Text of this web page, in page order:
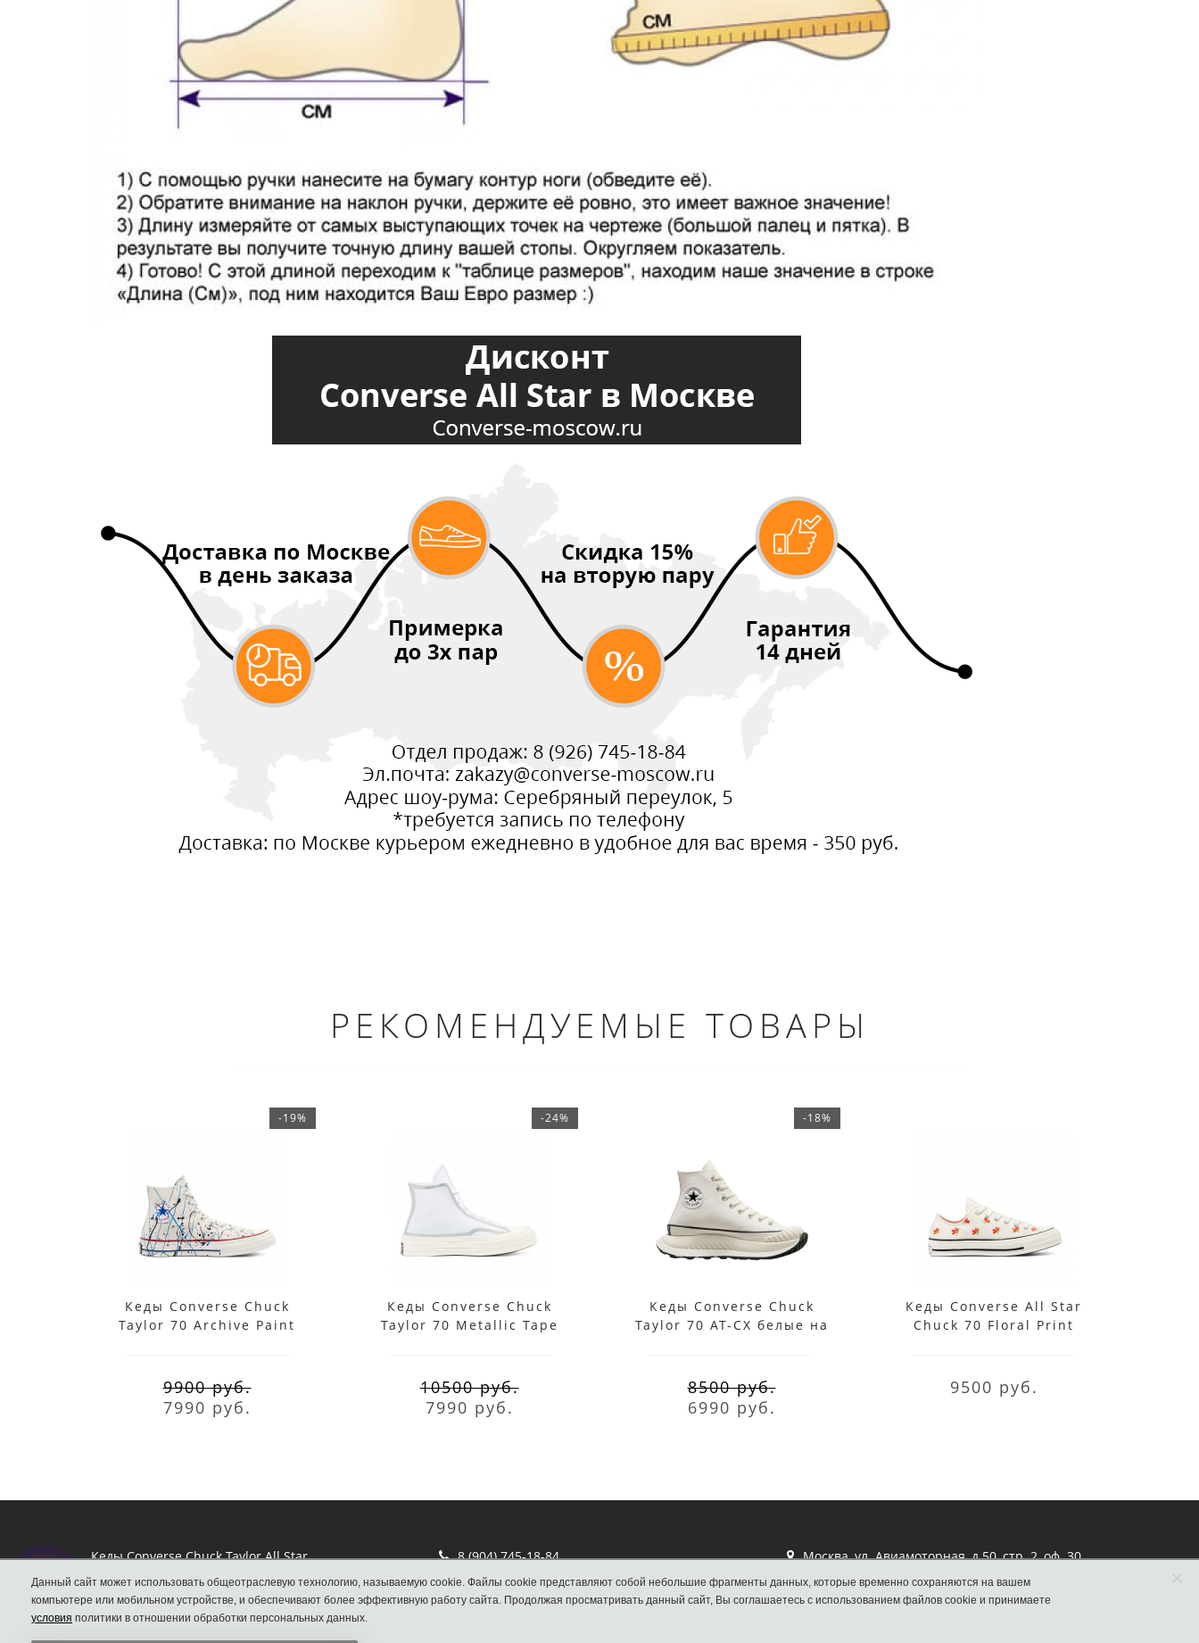
РЕКОМЕНДУЕМЫЕ ТОВАРЫ
-19%
Кеды Converse Chuck
Taylor 70 Archive Paint
9900 руб.
7990 руб.
-24%
Кеды Converse Chuck
Taylor 70 Metallic Tape
10500 руб.
7990 руб.
-18%
Кеды Converse Chuck
Taylor 70 AT-CX белые на
8500 руб.
6990 руб.
Кеды Converse All Star
Chuck 70 Floral Print
9500 руб.
Кеды Converse Chuck Taylor All Star
8 (904) 745-18-84
Отдел продаж Converse
Москва, ул. Авиамоторная, д.50, стр. 2, оф. 30
Данный сайт может использовать общеотраслевую технологию, называемую cookie. Файлы cookie представляют собой небольшие фрагменты данных, которые временно сохраняются на вашем
компьютере или мобильном устройстве, и обеспечивают более эффективную работу сайта. Продолжая просматривать данный сайт, Вы соглашаетесь с использованием файлов cookie и принимаете
условия политики в отношении обработки персональных данных.
×